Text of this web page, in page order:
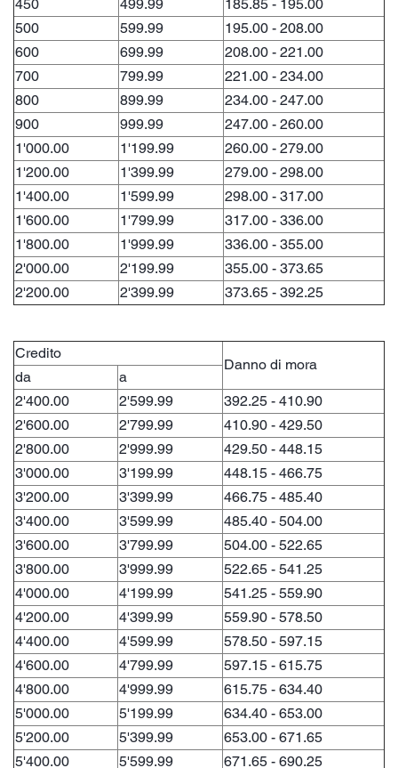
450
499.99
185.85 - 195.00
500
599.99
195.00 - 208.00
600
699.99
208.00 - 221.00
700
799.99
221.00 - 234.00
800
899.99
234.00 - 247.00
900
999.99
247.00 - 260.00
1'000.00
1'199.99
260.00 - 279.00
1'200.00
1'399.99
279.00 - 298.00
1'400.00
1'599.99
298.00 - 317.00
1'600.00
1'799.99
317.00 - 336.00
1'800.00
1'999.99
336.00 - 355.00
2'000.00
2'199.99
355.00 - 373.65
2'200.00
2'399.99 373.65 - 392.25
Credito
Danno di mora
da
a
2'400.00
2'599.99
392.25 - 410.90
2'600.00
2'799.99
410.90 - 429.50
2'800.00
2'999.99
429.50 - 448.15
3'000.00
3'199.99
448.15 - 466.75
3'200.00
3'399.99
466.75 - 485.40
3'400.00
3'599.99
485.40 - 504.00
3'600.00
3'799.99
504.00 - 522.65
3'800.00
3'999.99
522.65 - 541.25
4'000.00
4'199.99
541.25 - 559.90
4'200.00
4'399.99
559.90 - 578.50
4'400.00
4'599.99
578.50 - 597.15
4'600.00
4'799.99
597.15 - 615.75
4'800.00
4'999.99
615.75 - 634.40
5'000.00
5'199.99
634.40 - 653.00
5'200.00
5'399.99
653.00 - 671.65
5'400.00
5'599.99 671.65 - 690.25